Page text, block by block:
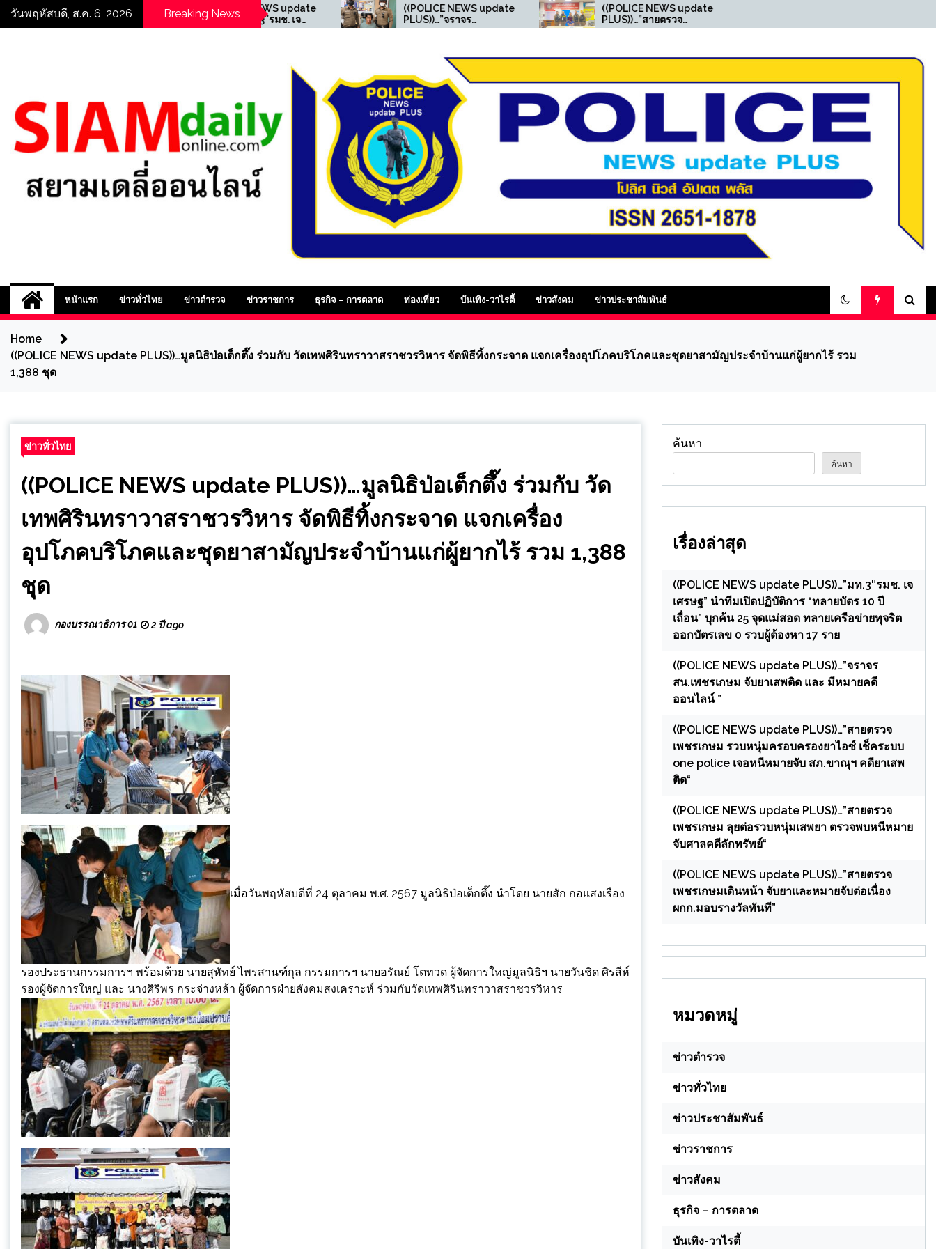
Skipวันพฤหัสบดี, ส.ค. 6, 2026 Breaking News
update
ตรวจสอง
รวบหนุ่มวัย
((POLICE NEWS update
PLUS))…”มท.3″รมช. เจ
เศรษฐ” นำทีมเปิดปฏิบัติ
((POLICE NEWS update
PLUS))…”จราจร
สน.เพชรเกษม จับยาเสพติด
((POLICE NEWS update
PLUS))…”สายตรวจ
เพชรเกษม รวบหนุ่มครอบ
เพชรเกษม ลุยต่อรวบหนุ่ม
สยามเดลี่ออนไลน์ , SiamDailyOnline , policenewsupdateplus
หน้าแรก ข่าวทั่วไทย ข่าวตำรวจ ข่าวราชการ ธุรกิจ – การตลาด ท่องเที่ยว บันเทิง-วาไรตี้ ข่าวสังคม ข่าวประชาสัมพันธ์
Home
((POLICE NEWS update PLUS))…มูลนิธิป่อเต็กตึ๊ง ร่วมกับ วัดเทพศิรินทราวาสราชวรวิหาร จัดพิธีทิ้งกระจาด แจกเครื่องอุปโภคบริโภคและชุดยาสามัญประจำบ้านแก่ผู้ยากไร้ รวม
1,388 ชุด
ข่าวทั่วไทย
((POLICE NEWS update PLUS))…มูลนิธิป่อเต็กตึ๊ง ร่วมกับ วัด
เทพศิรินทราวาสราชวรวิหาร จัดพิธีทิ้งกระจาด แจกเครื่อง
อุปโภคบริโภคและชุดยาสามัญประจำบ้านแก่ผู้ยากไร้ รวม 1,388
ชุด
กองบรรณาธิการ 01 2 ปี ago
เมื่อวันพฤหัสบดีที่ 24 ตุลาคม พ.ศ. 2567 มูลนิธิป่อเต็กตึ๊ง นำโดย นายสัก กอแสงเรือง
รองประธานกรรมการฯ พร้อมด้วย นายสุหัทย์ ไพรสานฑ์กุล กรรมการฯ นายอรัณย์ โตทวด ผู้จัดการใหญ่มูลนิธิฯ นายวันชิด ศิรสีห์
รองผู้จัดการใหญ่ และ นางศิริพร กระจ่างหล้า ผู้จัดการฝ่ายสังคมสงเคราะห์ ร่วมกับวัดเทพศิรินทราวาสราชวรวิหาร
ค้นหา
ค้นหา
เรื่องล่าสุด
((POLICE NEWS update PLUS))…”มท.3″รมช. เจ
เศรษฐ” นำทีมเปิดปฏิบัติการ “ทลายบัตร 10 ปี
เถื่อน” บุกค้น 25 จุดแม่สอด ทลายเครือข่ายทุจริต
ออกบัตรเลข 0 รวบผู้ต้องหา 17 ราย
((POLICE NEWS update PLUS))…”จราจร
สน.เพชรเกษม จับยาเสพติด และ มีหมายคดี
ออนไลน์ ”
((POLICE NEWS update PLUS))…”สายตรวจ
เพชรเกษม รวบหนุ่มครอบครองยาไอซ์ เช็คระบบ
one police เจอหนีหมายจับ สภ.ขาณุฯ คดียาเสพ
ติด“
((POLICE NEWS update PLUS))…”สายตรวจ
เพชรเกษม ลุยต่อรวบหนุ่มเสพยา ตรวจพบหนีหมาย
จับศาลคดีลักทรัพย์“
((POLICE NEWS update PLUS))…”สายตรวจ
เพชรเกษมเดินหน้า จับยาและหมายจับต่อเนื่อง
ผกก.มอบรางวัลทันที”
หมวดหมู่
ข่าวตำรวจ
ข่าวทั่วไทย
ข่าวประชาสัมพันธ์
ข่าวราชการ
ข่าวสังคม
ธุรกิจ – การตลาด
บันเทิง-วาไรตี้